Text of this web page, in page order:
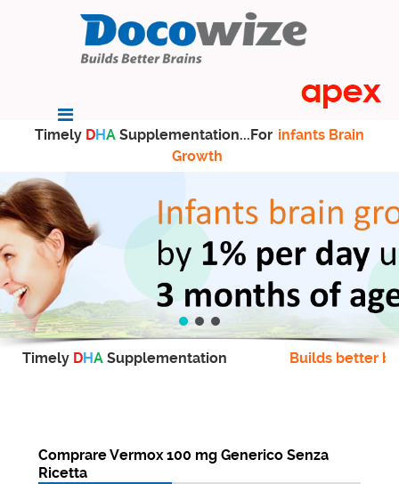
Timely DHA Supplementation...For infants Brain
Growth
Timely DHA Supplementation Builds better
Comprare Vermox 100 mg Generico Senza
Ricetta